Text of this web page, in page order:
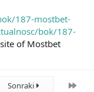
187-mostbet-
bok/187-
of Mostbet
Sonraki Son